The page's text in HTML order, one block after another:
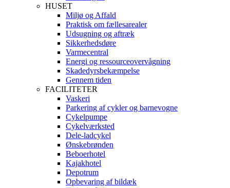
HUSET
Miljø og Affald
Praktisk om fællesarealer
Udsugning og aftræk
Sikkerhedsdøre
Varmecentral
Energi og ressourceovervågning
Skadedyrsbekæmpelse
Gennem tiden
FACILITETER
Vaskeri
Parkering af cykler og barnevogne
Cykelpumpe
Cykelværksted
Dele-ladcykel
Ønskebrønden
Beboerhotel
Kajakhotel
Depotrum
Opbevaring af bildæk